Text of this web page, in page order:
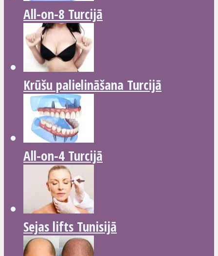
All-on-8 Turcijā
Krūšu palielināšana Turcijā
All-on-4 Turcijā
Sejas lifts Tunisijā